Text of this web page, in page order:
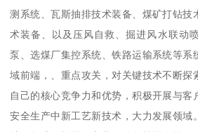
测系统、瓦斯抽排技术装备、煤矿打钻技
术装备、以及压风自救、掘进风水联动
泵、选煤厂集控系统、铁路运输系统等系
域前端，、重点攻关，对关键技术不断探
自己的核心竞争力和优势，积极开展与客
安全生产中新工艺新技术，大力发展领域